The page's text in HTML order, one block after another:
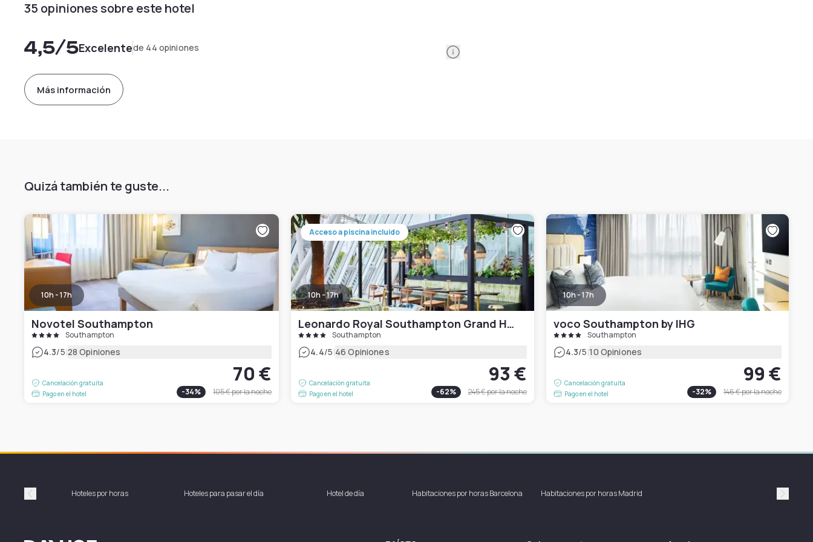
35 opiniones sobre este hotel
4,5/5Excelentede 44 opiniones Information
Más información
Quizá también te guste...
10h - 17h
Novotel Southampton
Southampton
4.3/5|28 Opiniones
Cancelación gratuita
Pago en el hotel
70 €
-34% 105 €por la noche
Acceso a piscina incluido
10h - 17h
Leonardo Royal Southampton Grand Harbour
Southampton
4.4/5|46 Opiniones
Cancelación gratuita
Pago en el hotel
93 €
-62% 245 €por la noche
10h - 17h
voco Southampton by IHG
Southampton
4.3/5|10 Opiniones
Cancelación gratuita
Pago en el hotel
99 €
-32% 146 €por la noche
PrécédentHoteles por horas Hoteles para pasar el día Hotel de día Habitaciones por horas Barcelona Habitaciones por horas Madrid